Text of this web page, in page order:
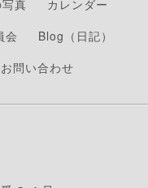
真
カレンダー
会
Blog（日記）
お問い合わせ